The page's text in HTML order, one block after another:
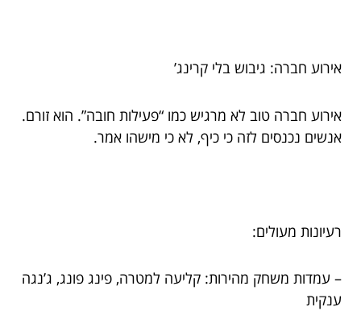
אירוע חברה: גיבוש בלי קרינג’
אירוע חברה טוב לא מרגיש כמו “פעילות חובה”. הוא זורם.
אנשים נכנסים לזה כי כיף, לא כי מישהו אמר.
רעיונות מעולים:
– עמדות משחק מהירות: קליעה למטרה, פינג פונג, ג’נגה
ענקית